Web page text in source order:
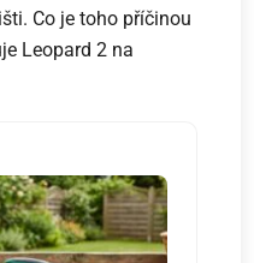
Co je toho příčinou
Leopard 2 na